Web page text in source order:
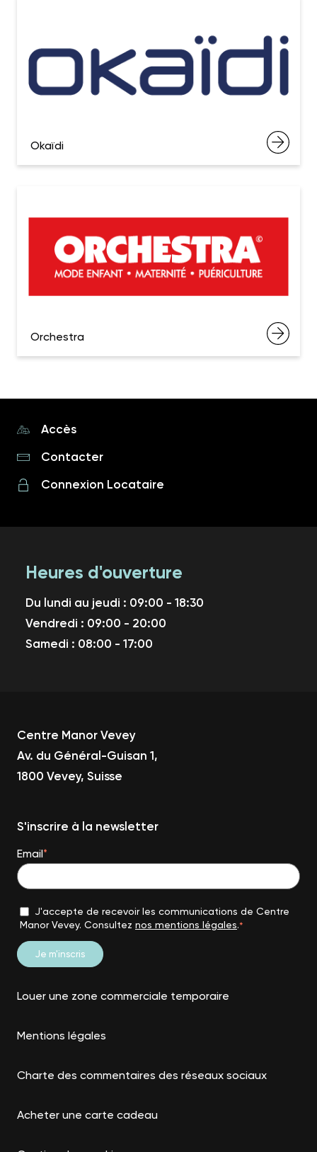
Okaïdi
Orchestra
Accès
Contacter
Connexion Locataire
Heures d'ouverture
Du lundi au jeudi : 09:00 - 18:30
Vendredi : 09:00 - 20:00
Samedi : 08:00 - 17:00
Centre Manor Vevey
Av. du Général-Guisan 1,
1800 Vevey, Suisse
S'inscrire à la newsletter
Email*
J'accepte de recevoir les communications de Centre
Manor Vevey. Consultez nos mentions légales.*
Louer une zone commerciale temporaire
Mentions légales
Charte des commentaires des réseaux sociaux
Acheter une carte cadeau